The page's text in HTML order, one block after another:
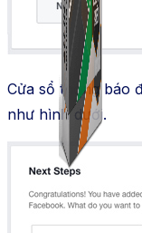
Combo
Cửa sổ thông báo
như hình dưới.